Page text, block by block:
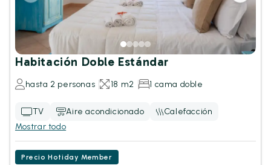
Habitación Doble Estándar
hasta 2 personas 18 m2 1 cama doble
TV Aire acondicionado
Calefacción
Mostrar todo
Precio Hotiday Member